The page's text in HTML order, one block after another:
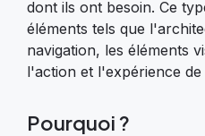
dont ils ont besoin. Ce
éléments tels que
navigation, les éléments
l'action et l'expérience
Pourquoi ?